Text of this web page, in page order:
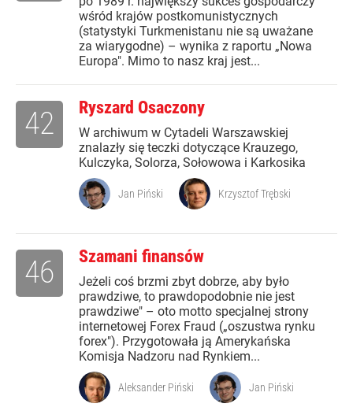
wśród krajów postkomunistycznych
(statystyki Turkmenistanu nie są uważane
za wiarygodne) – wynika z raportu „Nowa
Europa". Mimo to nasz kraj jest...
Ryszard Osaczony
W archiwum w Cytadeli Warszawskiej
znalazły się teczki dotyczące Krauzego,
Kulczyka, Solorza, Sołowowa i Karkosika
42
Jan Piński Krzysztof Trębski
Szamani finansów
Jeżeli coś brzmi zbyt dobrze, aby było
prawdziwe, to prawdopodobnie nie jest
prawdziwe" – oto motto specjalnej strony
internetowej Forex Fraud („oszustwa rynku
forex"). Przygotowała ją Amerykańska
Komisja Nadzoru nad Rynkiem...
46
Aleksander Piński Jan Piński